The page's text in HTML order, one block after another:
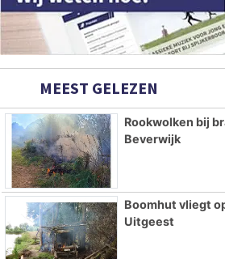
MEEST GELEZEN
Rookwolken bij
Beverwijk
Boomhut vliegt
Uitgeest